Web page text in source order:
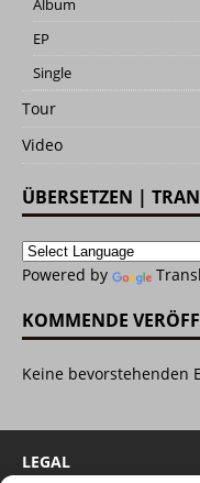
Album
EP
Single
Tour
Video
ÜBERSETZEN |
Powered by
KOMMENDE
Keine bevorstehenden
LEGAL